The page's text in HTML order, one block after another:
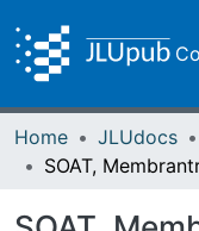
Home JLUdocs